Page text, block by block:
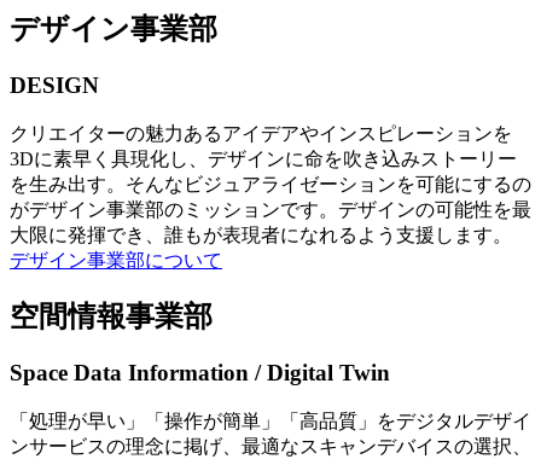
デザイン事業部
DESIGN
クリエイターの魅力あるアイデアやインスピレーションを
3Dに素早く具現化し、デザインに命を吹き込みストーリー
を生み出す。そんなビジュアライゼーションを可能にするの
がデザイン事業部のミッションです。デザインの可能性を最
大限に発揮でき、誰もが表現者になれるよう支援します。
デザイン事業部について
空間情報事業部
Space Data Information / Digital Twin
「処理が早い」「操作が簡単」「高品質」をデジタルデザイ
ンサービスの理念に掲げ、最適なスキャンデバイスの選択、